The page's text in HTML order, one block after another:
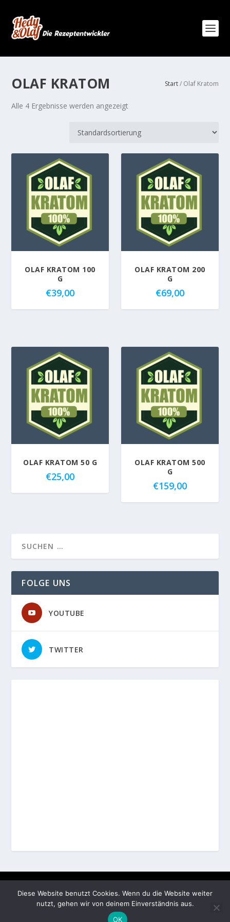
OLAF KRATOM Start/ Olaf Kratom
Alle 4 Ergebnisse werden angezeigt
4.73
OLAF KRATOM 100
G
€39,00
4.91
OLAF KRATOM 200
G
€69,00
5.00
OLAF KRATOM 50 G
€25,00
5.00
OLAF KRATOM 500
G
€159,00
FOLGE UNS
YOUTUBE
TWITTER
Datenschutz Widerruf Impressum
Olaf Kratom
Küchenshop
Diese Website benutzt Cookies. Wenn du die Website weiter
nutzt, gehen wir von deinem Einverständnis aus.
OK